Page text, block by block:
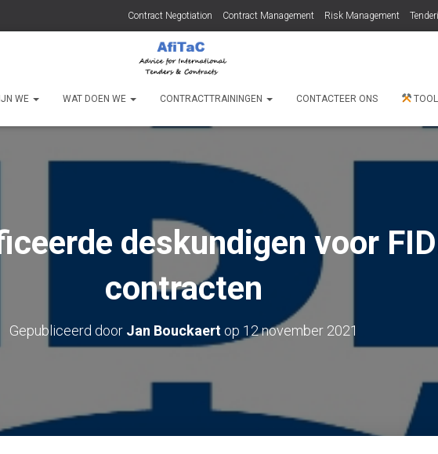
Contract Negotiation Contract Management Risk Management
WE WAT DOEN WE CONTRACTTRAININGEN CONTACTEER ONS
deskundigen voor
contracten
Gepubliceerd door Jan Bouckaertop 12 november 2021